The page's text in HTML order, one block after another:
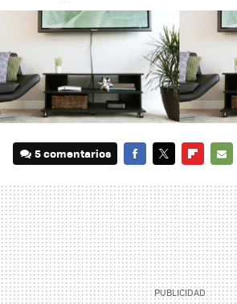
5 comentarios
MAIL